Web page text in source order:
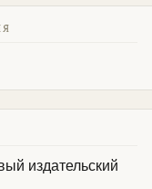
издательский